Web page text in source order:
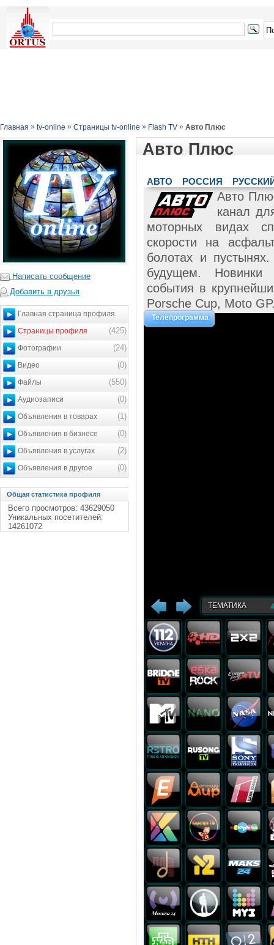
Главная » tv-online » Страницы tv-online » Flash TV » Авто Плюс
Написать сообщение
Добавить в друзья
Главная страница профиля
(425)
Страницы профиля
(24)
Фотографии
(0)
Видео
(550)
Файлы
(0)
Аудиозаписи
(1)
Объявления в товарах
(0)
Объявления в бизнесе
(2)
Объявления в услугах
(0)
Объявления в другое
Общая статистика профиля
Всего просмотров: 43629050
Уникальных посетителей:
14261072
Авто Плюс
АВТО РОССИЯ
Авто
канал
моторных видах
скорости на
болотах и
будущем. Новинки
события в
Porsche Cup, Moto
Телепрограмма
ТЕМАТИКА